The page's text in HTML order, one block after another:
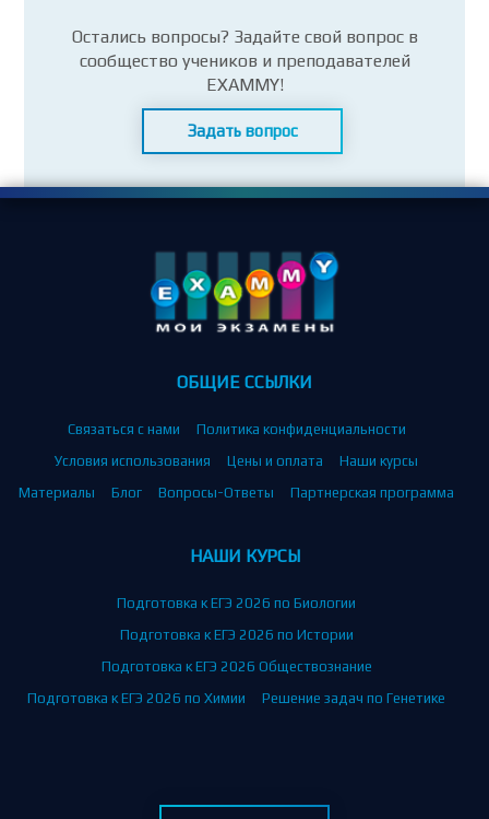
Остались вопросы? Задайте свой вопрос в
сообщество учеников и преподавателей
EXAMMY!
Задать вопрос
ОБЩИЕ ССЫЛКИ
Связаться с нами
Политика конфиденциальности
Условия использования
Цены и оплата
Наши курсы
Материалы
Блог Вопросы-Ответы Партнерская программа
НАШИ КУРСЫ
Подготовка к ЕГЭ 2026 по Биологии
Подготовка к ЕГЭ 2026 по Истории
Подготовка к ЕГЭ 2026 Обществознание
Подготовка к ЕГЭ 2026 по Химии
Решение задач по Генетике